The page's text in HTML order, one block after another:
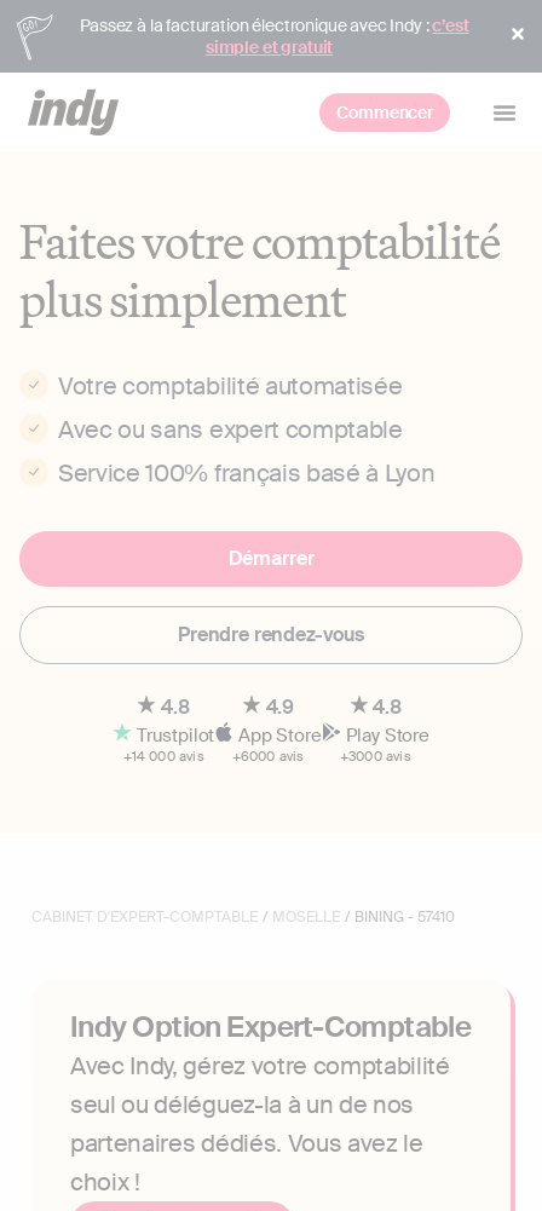
Passez à la facturation électronique avec Indy :c’est
simple et gratuit
Commencer
Faites votre comptabilité
plus simplement
Votre comptabilité automatisée
Avec ou sans expert comptable
Service 100% français basé à Lyon
Démarrer
Prendre rendez-vous
4.8
Trustpilot
+14 000 avis
4.9
App Store
+6000 avis
4.8
Play Store
+3000 avis
CABINET D'EXPERT-COMPTABLE / MOSELLE / BINING - 57410
Indy Option Expert-Comptable
Avec Indy, gérez votre comptabilité
seul ou déléguez-la à un de nos
partenaires dédiés. Vous avez le
choix !